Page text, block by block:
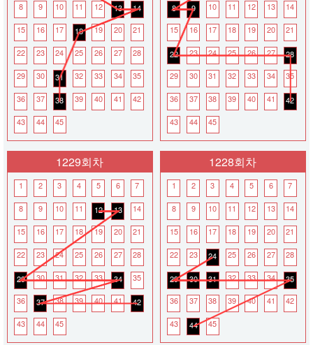
8 9 10 11 12 13
14
15
16 17 18 19 20 21
22 23 24 25 26 27 28
29 30 31 32 33 34 35
36 37 38 39 40 41 42
43 44 45
8 9 10 11 12 13 14
15 16 17 18 19 20 21
22 23 24 25 26 27
28
29
30 31 32 33 34 35
36 37 38 39 40 41
42
43
44 45
1229회차
1 2 3 4 5 6 7
8 9 10 11 12 13 14
15 16 17 18 19 20 21
22 23 24 25 26 27 28
29 30 31 32 33 34 35
36 37 38 39 40 41
42
43
44 45
1228회차
1 2 3 4 5 6 7
8 9 10 11 12 13 14
15 16 17 18 19 20 21
22 23 24 25 26 27 28
29 30 31 32 33 34
35
36
37 38 39 40 41 42
43 44 45